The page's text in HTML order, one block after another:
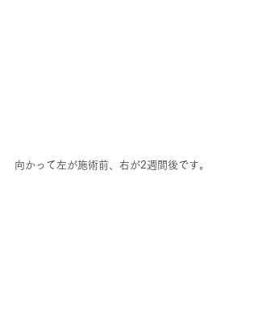
向かって左が施術前、右が2週間後です。